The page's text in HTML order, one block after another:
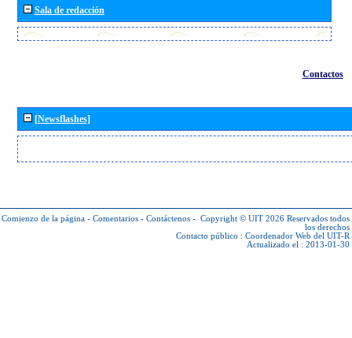
Sala de redacción
Contactos
[Newsflashes]
Comienzo de la página - Comentarios - Contáctenos - Copyright © UIT 2026 Reservados todos
los derechos
Contacto público : Coordenador Web del UIT-R
Actualizado el : 2013-01-30